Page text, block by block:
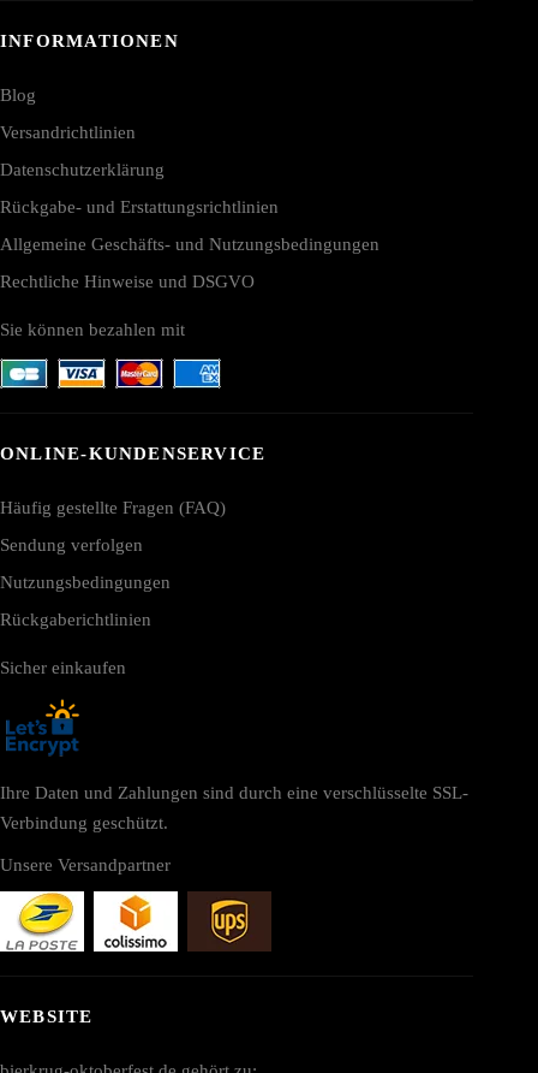
INFORMATIONEN
Blog
Versandrichtlinien
Datenschutzerklärung
Rückgabe- und Erstattungsrichtlinien
Allgemeine Geschäfts- und Nutzungsbedingungen
Rechtliche Hinweise und DSGVO
Sie können bezahlen mit
ONLINE-KUNDENSERVICE
Häufig gestellte Fragen (FAQ)
Sendung verfolgen
Nutzungsbedingungen
Rückgaberichtlinien
Sicher einkaufen
Ihre Daten und Zahlungen sind durch eine verschlüsselte SSL-
Verbindung geschützt.
Unsere Versandpartner
WEBSITE